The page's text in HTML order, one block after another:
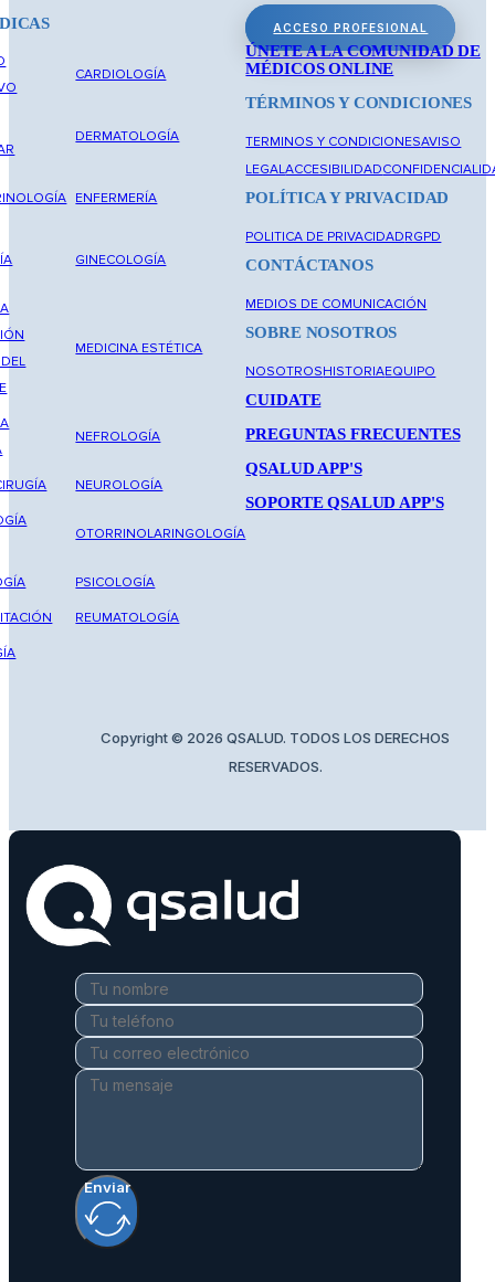
CARDIOLOGÍA
DERMATOLOGÍA
ENFERMERÍA
GINECOLOGÍA
MEDICINA ESTÉTICA
NEFROLOGÍA
NEUROLOGÍA
OTORRINOLARINGOLOGÍA
PSICOLOGÍA
REUMATOLOGÍA
ACCESO PROFESIONAL
ÚNETE A LA COMUNIDAD DE
MÉDICOS ONLINE
TÉRMINOS Y CONDICIONES
TERMINOS Y CONDICIONESAVISO
LEGALACCESIBILIDAD
POLÍTICA Y PRIVACIDAD
POLITICA DE PRIVACIDADRGPD
CONTÁCTANOS
MEDIOS DE COMUNICACIÓN
SOBRE NOSOTROS
NOSOTROSHISTORIAEQUIPO
CUIDATE
PREGUNTAS FRECUENTES
QSALUD APP'S
SOPORTE QSALUD APP'S
Copyright © 2026 QSALUD. TODOS LOS DERECHOS
RESERVADOS.
Enviar